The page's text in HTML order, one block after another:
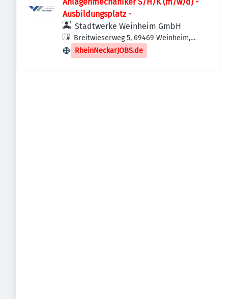
Ausbildungsplatz -
Stadtwerke Weinheim GmbH
Breitwieserweg 5, 69469 Weinheim,
Deutschland
RheinNeckarJOBS.de